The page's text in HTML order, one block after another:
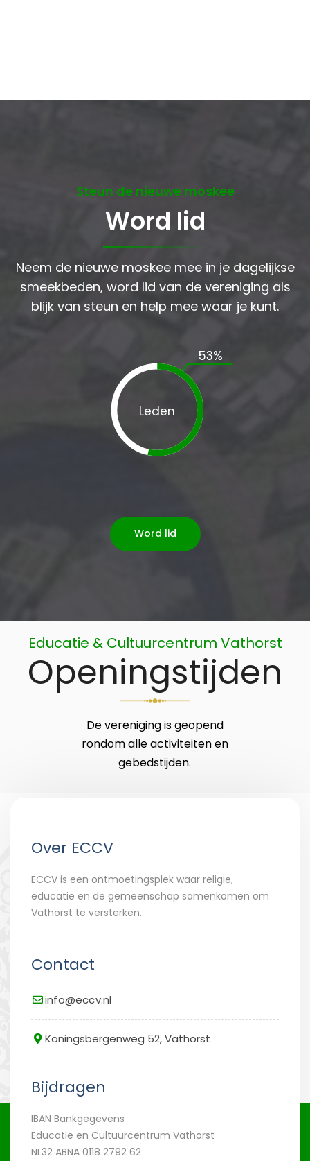
Steun de nieuwe moskee
Word lid
Neem de nieuwe moskee mee in je dagelijkse
smeekbeden, word lid van de vereniging als
blijk van steun en help mee waar je kunt.
Leden
53%
Word lid
Educatie & Cultuurcentrum Vathorst
Openingstijden
De vereniging is geopend
rondom alle activiteiten en
gebedstijden.
Over ECCV
ECCV is een ontmoetingsplek waar religie,
educatie en de gemeenschap samenkomen om
Vathorst te versterken.
Contact
info@eccv.nl
Koningsbergenweg 52, Vathorst
Bijdragen
IBAN Bankgegevens
Educatie en Cultuurcentrum Vathorst
NL32 ABNA 0118 2792 62